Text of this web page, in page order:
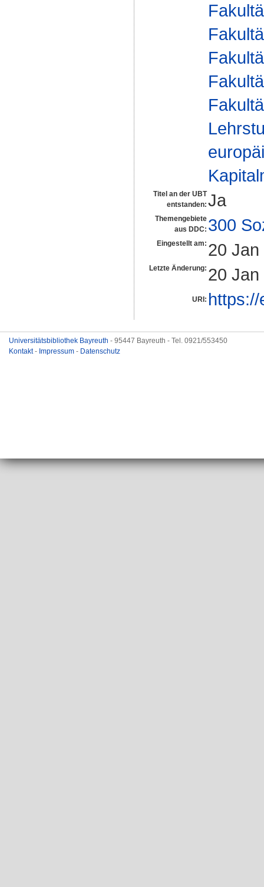
Titel an der UBT
entstanden: Ja
Themengebiete
aus DDC: 300
Eingestellt am: 20
Letzte Änderung: 20
URI:
Universitätsbibliothek Bayreuth - 95447 Bayreuth - Tel. 0921/553450
Kontakt- Impressum - Datenschutz